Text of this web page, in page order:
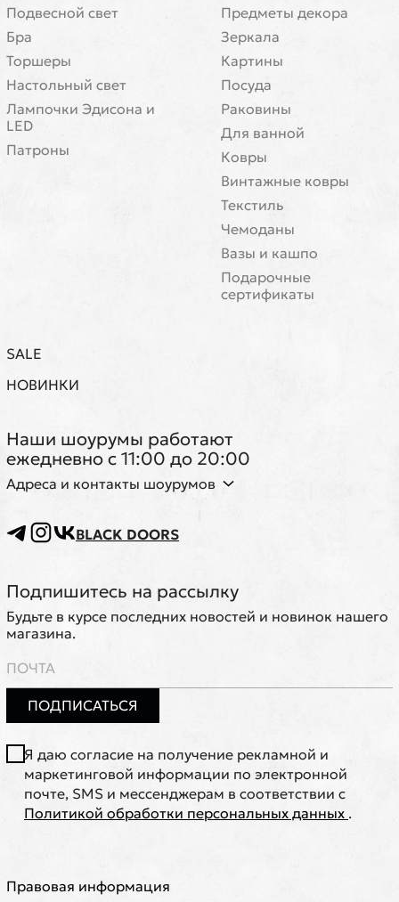
Подвесной свет
Бра
Торшеры
Настольный свет
Лампочки Эдисона и
LED
Патроны
Предметы декора
Зеркала
Картины
Посуда
Раковины
Для ванной
Ковры
Винтажные ковры
Текстиль
Чемоданы
Вазы и кашпо
Подарочные
сертификаты
SALE
НОВИНКИ
Наши шоурумы работают
ежедневно с 11:00 до 20:00
Адреса и контакты шоурумов
BLACK DOORS
Подпишитесь на рассылку
Будьте в курсе последних новостей и новинок нашего
магазина.
ПОДПИСАТЬСЯ
Я даю согласие на получение рекламной и
маркетинговой информации по электронной
почте, SMS и мессенджерам в соответствии с
Политикой обработки персональных данных .
Правовая информация